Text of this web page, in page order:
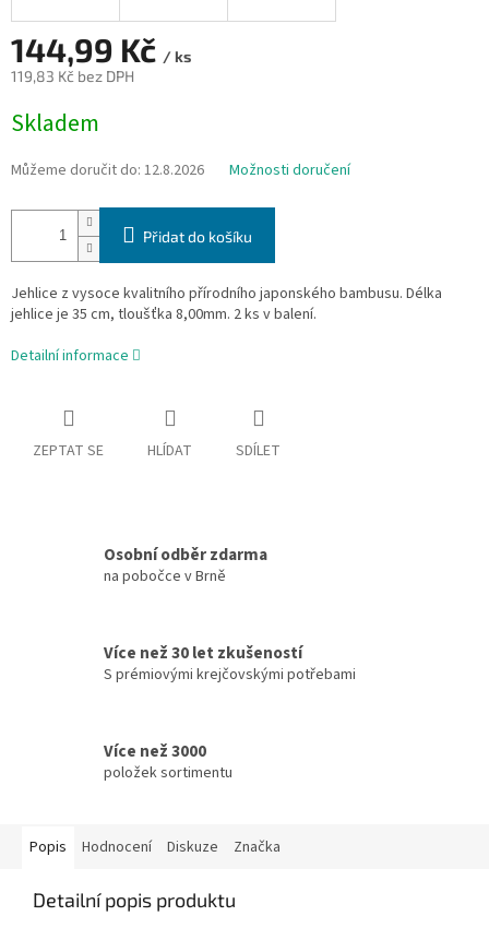
144,99 Kč / ks
119,83 Kč bez DPH
cena:
Skladem
Můžeme doručit do: 12.8.2026 Možnosti doručení
Přidat do košíku
Jehlice z vysoce kvalitního přírodního japonského bambusu. Délka
jehlice je 35 cm, tloušťka 8,00mm. 2 ks v balení.
Detailní informace
ZEPTAT SE HLÍDAT SDÍLET
Osobní odběr zdarma
na pobočce v Brně
Více než 30 let zkušeností
S prémiovými krejčovskými potřebami
Více než 3000
položek sortimentu
Popis Hodnocení Diskuze Značka
Detailní popis produktu